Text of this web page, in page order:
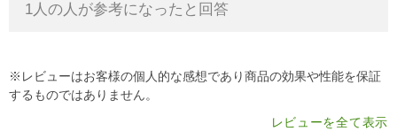
1人の人が参考になったと回答
※レビューはお客様の個人的な感想であり商品の効果や性能を保証
するものではありません。
レビューを全て表示